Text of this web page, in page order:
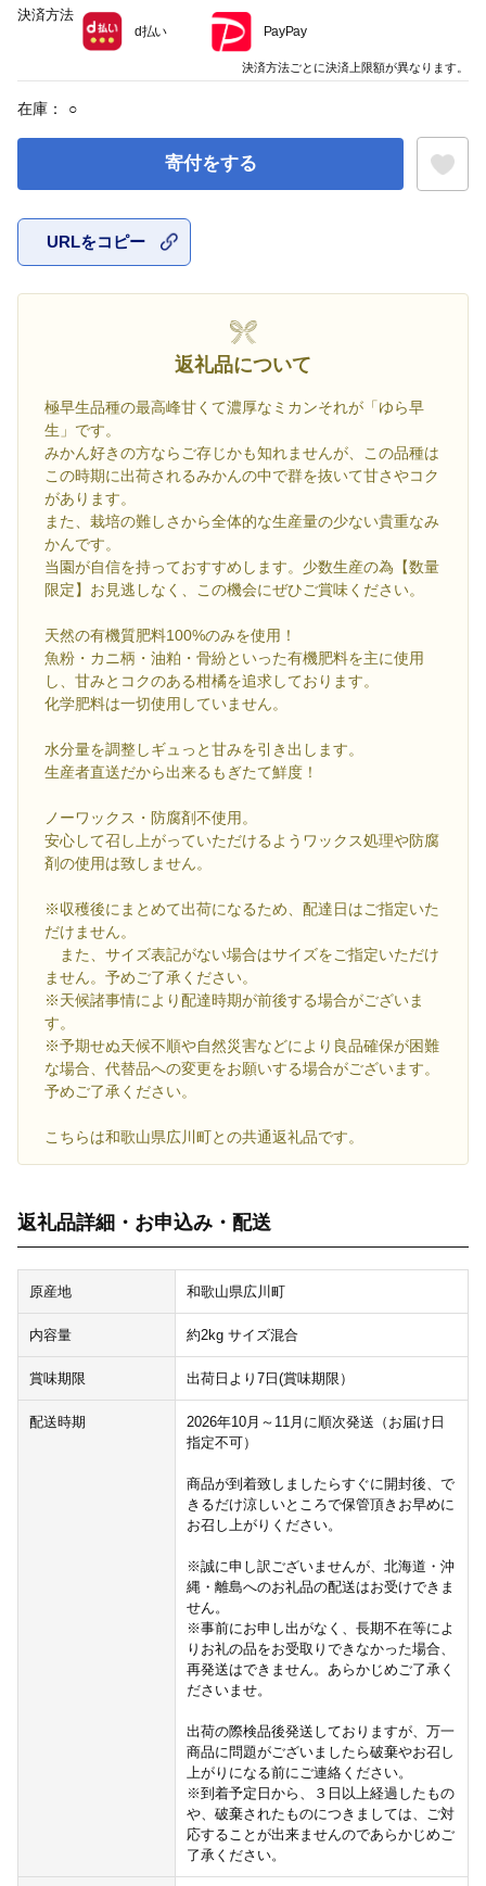
在庫： ○
寄付をする
URLをコピー
返礼品について
極早生品種の最高峰甘くて濃厚なミカンそれが「ゆら早
生」です。
みかん好きの方ならご存じかも知れませんが、この品種は
この時期に出荷されるみかんの中で群を抜いて甘さやコク
があります。
また、栽培の難しさから全体的な生産量の少ない貴重なみ
かんです。
当園が自信を持っておすすめします。少数生産の為【数量
限定】お見逃しなく、この機会にぜひご賞味ください。
天然の有機質肥料100%のみを使用！
魚粉・カニ柄・油粕・骨紛といった有機肥料を主に使用
し、甘みとコクのある柑橘を追求しております。
化学肥料は一切使用していません。
水分量を調整しギュっと甘みを引き出します。
生産者直送だから出来るもぎたて鮮度！
ノーワックス・防腐剤不使用。
安心して召し上がっていただけるようワックス処理や防腐
剤の使用は致しません。
※収穫後にまとめて出荷になるため、配達日はご指定いた
だけません。
また、サイズ表記がない場合はサイズをご指定いただけ
ません。予めご了承ください。
※天候諸事情により配達時期が前後する場合がございま
す。
※予期せぬ天候不順や自然災害などにより良品確保が困難
な場合、代替品への変更をお願いする場合がございます。
予めご了承ください。
こちらは和歌山県広川町との共通返礼品です。
返礼品詳細・お申込み・配送
原産地 和歌山県広川町
内容量 約2kg サイズ混合
賞味期限 出荷日より7日(賞味期限）
配送時期
2026年10月～11月に順次発送（お届け日
指定不可）
商品が到着致しましたらすぐに開封後、で
きるだけ涼しいところで保管頂きお早めに
お召し上がりください。
※誠に申し訳ございませんが、北海道・沖
縄・離島へのお礼品の配送はお受けできま
せん。
※事前にお申し出がなく、長期不在等によ
りお礼の品をお受取りできなかった場合、
再発送はできません。あらかじめご了承く
ださいませ。
出荷の際検品後発送しておりますが、万一
商品に問題がございましたら破棄やお召し
上がりになる前にご連絡ください。
※到着予定日から、３日以上経過したもの
や、破棄されたものにつきましては、ご対
応することが出来ませんのであらかじめご
了承ください。
決済方法
d払い PayPay
決済方法ごとに決済上限額が異なります。